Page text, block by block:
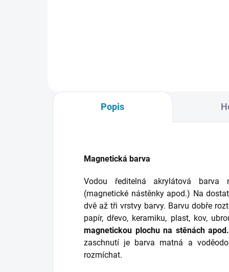
Popis
Magnetická barva
Vodou ředitelná akrylátová barva
(magnetické nástěnky apod.) Na
dvě až tři vrstvy barvy. Barvu dobře
papír, dřevo, keramiku, plast, kov,
magnetickou plochu na stěnách apod.
zaschnutí je barva matná a
rozmíchat.